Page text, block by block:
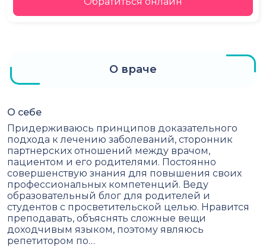
О враче
О себе
Придерживаюсь принципов доказательного
подхода к лечению заболеваний, сторонник
партнерских отношений между врачом,
пациентом и его родителями. Постоянно
совершенствую знания для повышения своих
профессиональных компетенций. Веду
образовательный блог для родителей и
студентов с просветительской целью. Нравится
преподавать, объяснять сложные вещи
доходчивым языком, поэтому являюсь
репетитором по…